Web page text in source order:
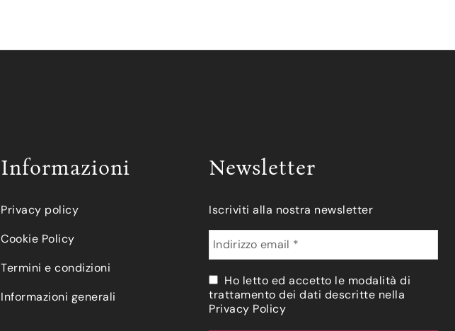
Informazioni
Privacy policy
Cookie Policy
Termini e condizioni
Informazioni generali
Newsletter
Iscriviti alla nostra newsletter
Ho letto ed accetto le modalità di
trattamento dei dati descritte nella
Privacy Policy